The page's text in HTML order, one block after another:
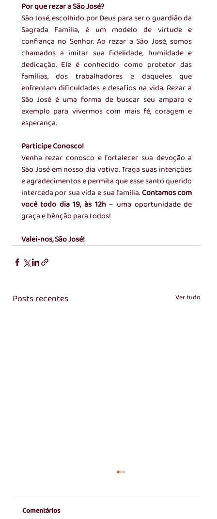
Por que rezar a São José?
São José, escolhido por Deus para ser o guardião da
Sagrada Família, é um modelo de virtude e
confiança no Senhor. Ao rezar a São José, somos
chamados a imitar sua fidelidade, humildade e
dedicação. Ele é conhecido como protetor das
famílias, dos trabalhadores e daqueles que
enfrentam dificuldades e desafios na vida. Rezar a
São José é uma forma de buscar seu amparo e
exemplo para vivermos com mais fé, coragem e
esperança.
Participe Conosco!
Venha rezar conosco e fortalecer sua devoção a
São José em nosso dia votivo. Traga suas intenções
e agradecimentos e permita que esse santo querido
interceda por sua vida e sua família. Contamos com
você todo dia 19, às 12h – uma oportunidade de
graça e bênção para todos!
Valei-nos, São José!
Posts recentes Ver tudo
Comentários